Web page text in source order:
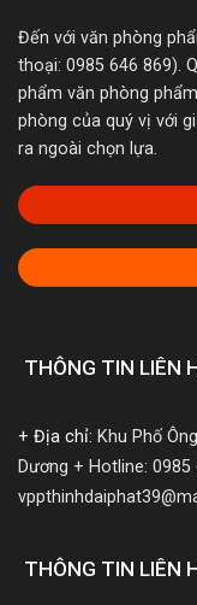
Đến với văn phòng
thoại: 0985 646 869).
phẩm văn phòng
phòng của quý vị với
ra ngoài chọn lựa.
THÔNG TIN LIÊN
+ Địa chỉ: Khu Phố
Dương + Hotline: 0985
THÔNG TIN LIÊN